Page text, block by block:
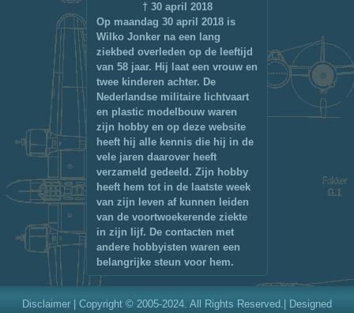
† 30 april 2018
Op maandag 30 april 2018 is
Wilko Jonker na een lang
ziekbed overleden op de leeftijd
van 58 jaar. Hij laat een vrouw en
twee kinderen achter. De
Nederlandse militaire lichtvaart
en plastic modelbouw waren
zijn hobby en op deze website
heeft hij alle kennis die hij in de
vele jaren daarover heeft
verzameld gedeeld. Zijn hobby
heeft hem tot in de laatste week
van zijn leven af kunnen leiden
van de voortwoekerende ziekte
in zijn lijf. De contacten met
andere hobbyisten waren een
belangrijke steun voor hem.
Disclaimer | Copyright © 2005-2024. All Rights Reserved.| Designed